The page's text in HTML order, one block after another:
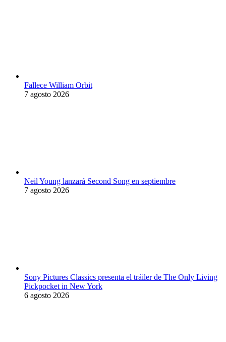
Fallece William Orbit
7 agosto 2026
Neil Young lanzará Second Song en septiembre
7 agosto 2026
Sony Pictures Classics presenta el tráiler de The Only Living
Pickpocket in New York
6 agosto 2026